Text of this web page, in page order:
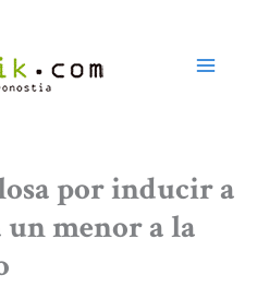
por inducir a
menor a la